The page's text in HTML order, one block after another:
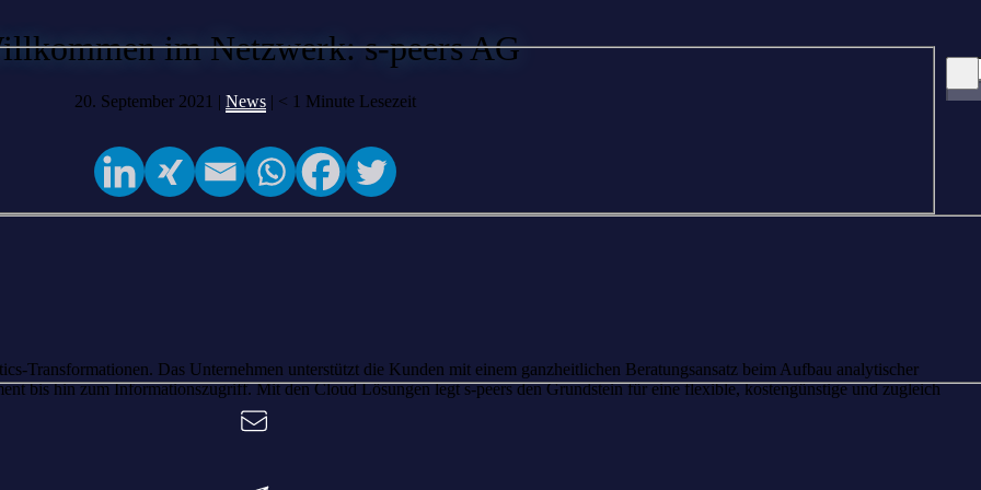
im Netzwerk: s-peers AG
20. September 2021 | News | < 1 Minute Lesezeit
Transformationen. Das Unternehmen unterstützt die Kunden mit einem ganzheitlichen Beratungsansatz beim Aufbau analytischer
bis hin zum Informationszugriff. Mit den Cloud Lösungen legt s-peers den Grundstein für eine flexible, kostengünstige und zugleich